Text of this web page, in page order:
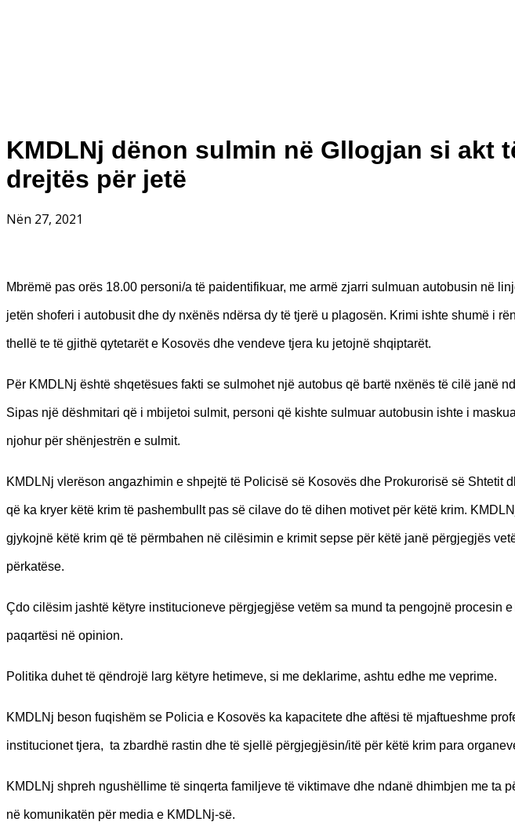
KMDLNj dënon sulmin në Gllogjan si akt
drejtës për jetë
Nën 27, 2021
Mbrëmë pas orës 18.00 personi/a të paidentifikuar, me armë zjarri sulmuan autobusin në
jetën shoferi i autobusit dhe dy nxënës ndërsa dy të tjerë u plagosën. Krimi ishte shumë i
thellë te të gjithë qytetarët e Kosovës dhe vendeve tjera ku jetojnë shqiptarët.
Për KMDLNj është shqetësues fakti se sulmohet një autobus që bartë nxënës të cilë janë
Sipas një dëshmitari që i mbijetoi sulmit, personi që kishte sulmuar autobusin ishte i
njohur për shënjestrën e sulmit.
KMDLNj vlerëson angazhimin e shpejtë të Policisë së Kosovës dhe Prokurorisë së Shtetit
që ka kryer këtë krim të pashembullt pas së cilave do të dihen motivet për këtë krim.
gjykojnë këtë krim që të përmbahen në cilësimin e krimit sepse për këtë janë përgjegjës
përkatëse.
Çdo cilësim jashtë këtyre institucioneve përgjegjëse vetëm sa mund ta pengojnë procesin
paqartësi në opinion.
Politika duhet të qëndrojë larg këtyre hetimeve, si me deklarime, ashtu edhe me veprime.
KMDLNj beson fuqishëm se Policia e Kosovës ka kapacitete dhe aftësi të mjaftueshme
institucionet tjera, ta zbardhë rastin dhe të sjellë përgjegjësin/itë për këtë krim para
KMDLNj shpreh ngushëllime të sinqerta familjeve të viktimave dhe ndanë dhimbjen me ta
në komunikatën për media e KMDLNj-së.